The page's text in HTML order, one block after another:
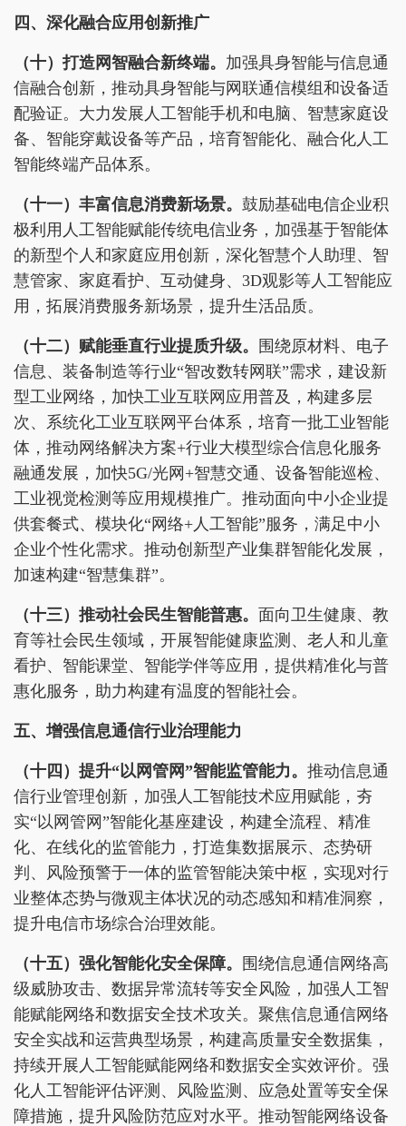
四、深化融合应用创新推广
（十）打造网智融合新终端。 加强具身智能与信息通
信融合创新，推动具身智能与网联通信模组和设备适
配验证。大力发展人工智能手机和电脑、智慧家庭设
备、智能穿戴设备等产品，培育智能化、融合化人工
智能终端产品体系。
（十一）丰富信息消费新场景。 鼓励基础电信企业积
极利用人工智能赋能传统电信业务，加强基于智能体
的新型个人和家庭应用创新，深化智慧个人助理、智
慧管家、家庭看护、互动健身、3D观影等人工智能应
用，拓展消费服务新场景，提升生活品质。
（十二）赋能垂直行业提质升级。 围绕原材料、电子
信息、装备制造等行业“智改数转网联”需求，建设新
型工业网络，加快工业互联网应用普及，构建多层
次、系统化工业互联网平台体系，培育一批工业智能
体，推动网络解决方案+行业大模型综合信息化服务
融通发展，加快5G/光网+智慧交通、设备智能巡检、
工业视觉检测等应用规模推广。推动面向中小企业提
供套餐式、模块化“网络+人工智能”服务，满足中小
企业个性化需求。推动创新型产业集群智能化发展，
加速构建“智慧集群”。
（十三）推动社会民生智能普惠。 面向卫生健康、教
育等社会民生领域，开展智能健康监测、老人和儿童
看护、智能课堂、智能学伴等应用，提供精准化与普
惠化服务，助力构建有温度的智能社会。
五、增强信息通信行业治理能力
（十四）提升“以网管网”智能监管能力。 推动信息通
信行业管理创新，加强人工智能技术应用赋能，夯
实“以网管网”智能化基座建设，构建全流程、精准
化、在线化的监管能力，打造集数据展示、态势研
判、风险预警于一体的监管智能决策中枢，实现对行
业整体态势与微观主体状况的动态感知和精准洞察，
提升电信市场综合治理效能。
（十五）强化智能化安全保障。 围绕信息通信网络高
级威胁攻击、数据异常流转等安全风险，加强人工智
能赋能网络和数据安全技术攻关。聚焦信息通信网络
安全实战和运营典型场景，构建高质量安全数据集，
持续开展人工智能赋能网络和数据安全实效评价。强
化人工智能评估评测、风险监测、应急处置等安全保
障措施，提升风险防范应对水平。推动智能网络设备